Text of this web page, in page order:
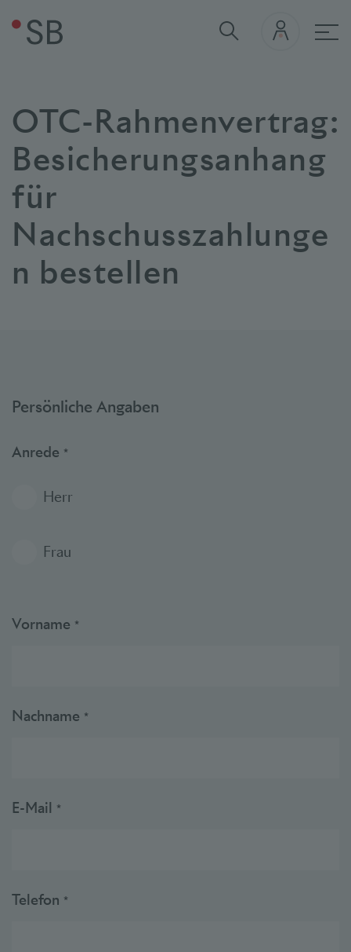
OTC-Rahmenvertrag:
Besicherungsanhang
für
Nachschusszahlunge
n bestellen
Persönliche Angaben
Anrede *
Herr
Frau
Vorname *
Nachname *
E-Mail *
Telefon *